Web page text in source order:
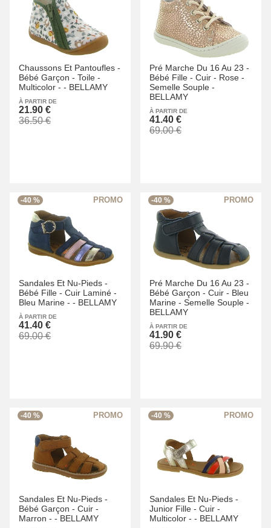
Chaussons Et Pantoufles -
Bébé Garçon - Toile -
Multicolor - - BELLAMY
À PARTIR DE
21.90 €
36.50 €
Pré Marche Du 16 Au 23 -
Bébé Fille - Cuir - Rose -
Semelle Souple -
BELLAMY
À PARTIR DE
41.40 €
69.00 €
-40 %
Sandales Et Nu-Pieds -
Bébé Fille - Cuir Laminé -
Bleu Marine - - BELLAMY
À PARTIR DE
41.40 €
69.00 €
-40 %
Pré Marche Du 16 Au 23 -
Bébé Garçon - Cuir - Bleu
Marine - Semelle Souple -
BELLAMY
À PARTIR DE
41.90 €
69.90 €
-40 %
Sandales Et Nu-Pieds -
Bébé Garçon - Cuir -
Marron - - BELLAMY
-40 %
Sandales Et Nu-Pieds -
Junior Fille - Cuir -
Multicolor - - BELLAMY